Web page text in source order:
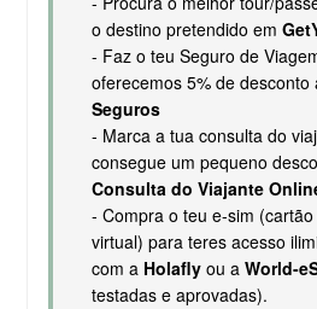
o destino pretendido em
- Faz o teu Seguro de
oferecemos 5% de desconto
Seguros
- Marca a tua consulta do
consegue um pequeno
Consulta do Viajante
- Compra o teu e-sim
virtual) para teres acesso
com a Holaflyou a World-
testadas e aprovadas).